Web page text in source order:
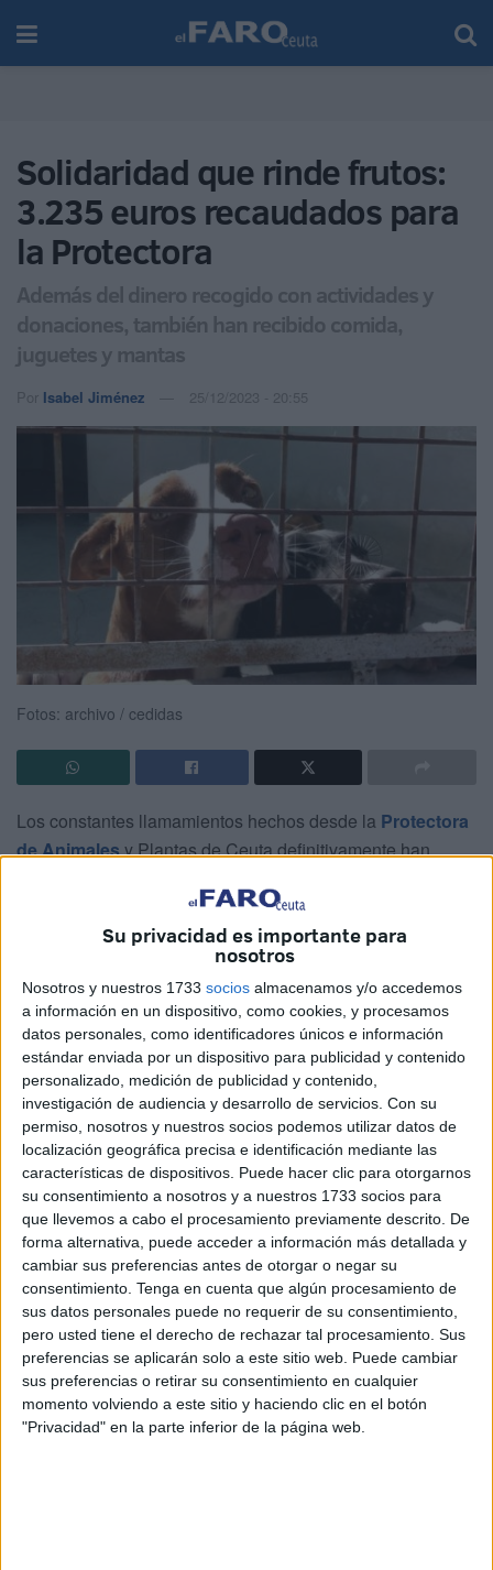
Su privacidad es importante para
nosotros
Nosotros y nuestros 1733 socios almacenamos y/o accedemos
a información en un dispositivo, como cookies, y procesamos
datos personales, como identificadores únicos e información
estándar enviada por un dispositivo para publicidad y contenido
personalizado, medición de publicidad y contenido,
investigación de audiencia y desarrollo de servicios. Con su
permiso, nosotros y nuestros socios podemos utilizar datos de
localización geográfica precisa e identificación mediante las
características de dispositivos. Puede hacer clic para otorgarnos
su consentimiento a nosotros y a nuestros 1733 socios para
que llevemos a cabo el procesamiento previamente descrito. De
forma alternativa, puede acceder a información más detallada y
cambiar sus preferencias antes de otorgar o negar su
consentimiento. Tenga en cuenta que algún procesamiento de
sus datos personales puede no requerir de su consentimiento,
pero usted tiene el derecho de rechazar tal procesamiento. Sus
preferencias se aplicarán solo a este sitio web. Puede cambiar
sus preferencias o retirar su consentimiento en cualquier
momento volviendo a este sitio y haciendo clic en el botón
"Privacidad" en la parte inferior de la página web.
Solidaridad que rinde frutos:
3.235 euros recaudados para
la Protectora
Además del dinero recogido con actividades y
donaciones, también han recibido comida,
juguetes y mantas
Por Isabel Jiménez 25/12/2023 - 20:55
Fotos: archivo / cedidas
Los constantes llamamientos hechos desde la Protectora
de Animalesy Plantas de Ceuta definitivamente han
quieren agradecer a todos aquellos que se han sumado a
esta noble causa a favor de todos los que albergan en sus
Y es que gracias a los sorteos que han llevado a cabo, a
las donaciones de particulares y empresas que han estado
recibiendo, además de lo obtenido con elmercadillo
navideñoy la ayuda que le ha hecho llegar desde
fotógrafos solidarios “hemos podido recaudar un total de
3.235 euros”.